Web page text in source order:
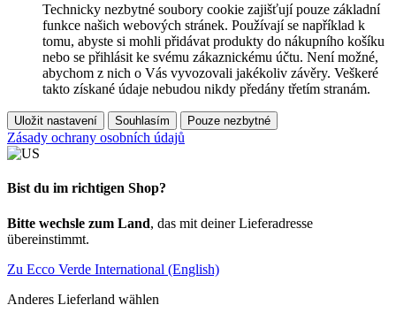
Technicky nezbytné soubory cookie zajišťují pouze základní
funkce našich webových stránek. Používají se například k
tomu, abyste si mohli přidávat produkty do nákupního košíku
nebo se přihlásit ke svému zákaznickému účtu. Není možné,
abychom z nich o Vás vyvozovali jakékoliv závěry. Veškeré
takto získané údaje nebudou nikdy předány třetím stranám.
Uložit nastavení Souhlasím Pouze nezbytné
Zásady ochrany osobních údajů
Bist du im richtigen Shop?
Bitte wechsle zum Land, das mit deiner Lieferadresse
übereinstimmt.
Zu Ecco Verde International (English)
Anderes Lieferland wählen